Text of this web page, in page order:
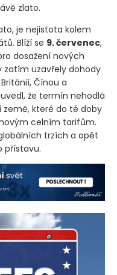
zlato.
je nejistota kolem
Blíží se 9. červenec,
dosažení nových
zatím uzavřely dohody
Čínou a
že termín nehodlá
země, které do té doby
celním tarifům.
trzích a opět
přístavu.